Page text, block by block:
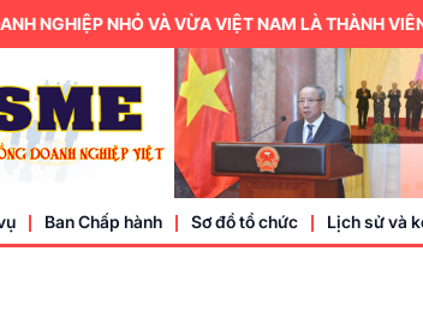
NHỎ VÀ VỪA VIỆT NAM LÀ THÀNH VIÊN
Ban Chấp hành Sơ đồ tổ chức Lịch sử và